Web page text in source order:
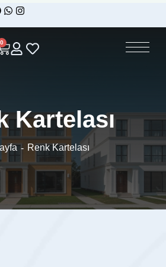
0
Kartelası
Renk Kartelası